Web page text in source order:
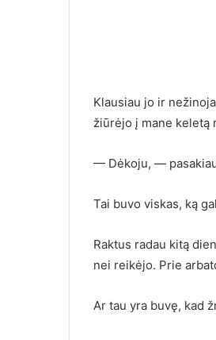
Klausiau jo ir
žiūrėjo į mane keletą
— Dėkoju, —
Tai buvo viskas, ką
Raktus radau kitą
nei reikėjo. Prie
Ar tau yra buvę, kad